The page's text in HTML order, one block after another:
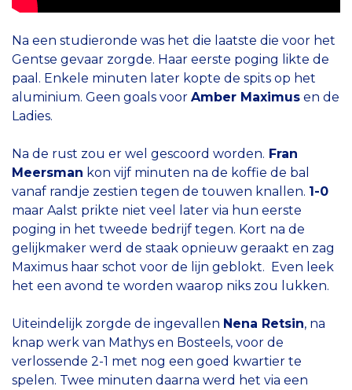
Na een studieronde was het die laatste die voor het
Gentse gevaar zorgde. Haar eerste poging likte de
paal. Enkele minuten later kopte de spits op het
aluminium. Geen goals voor Amber Maximus en de
Ladies.
Na de rust zou er wel gescoord worden. Fran
Meersman kon vijf minuten na de koffie de bal
vanaf randje zestien tegen de touwen knallen. 1-0
maar Aalst prikte niet veel later via hun eerste
poging in het tweede bedrijf tegen. Kort na de
gelijkmaker werd de staak opnieuw geraakt en zag
Maximus haar schot voor de lijn geblokt. Even leek
het een avond te worden waarop niks zou lukken.
Uiteindelijk zorgde de ingevallen Nena Retsin, na
knap werk van Mathys en Bosteels, voor de
verlossende 2-1 met nog een goed kwartier te
spelen. Twee minuten daarna werd het via een